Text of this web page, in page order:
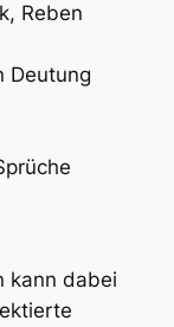
Reben
Deutung
kann dabei